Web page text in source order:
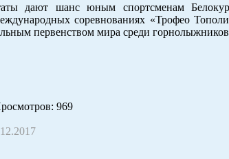
дают шанс юным спортсменам
соревнованиях «Трофео
первенством мира среди горнолыжников
: 969